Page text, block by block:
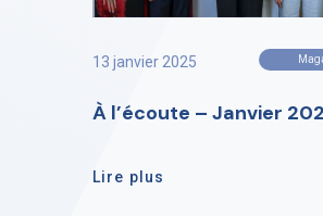
13 janvier 2025
À l’écoute – Janvier
Lire plus